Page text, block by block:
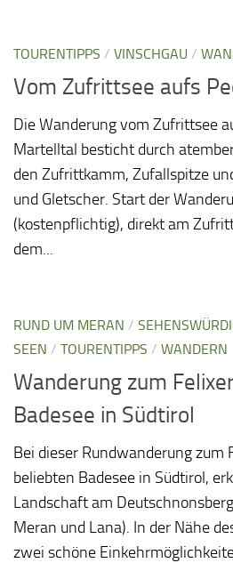
TOURENTIPPS / VINSCHGAU /
Vom Zufrittsee aufs
Die Wanderung vom Zufrittsee
Martelltal besticht durch
den Zufrittkamm, Zufallspitze
und Gletscher. Start der
(kostenpflichtig), direkt am
dem...
RUND UM MERAN /
SEEN / TOURENTIPPS / WANDERN
Wanderung zum
Badesee in Südtirol
Bei dieser Rundwanderung zum
beliebten Badesee in Südtirol,
Landschaft am
Meran und Lana). In der Nähe
zwei schöne